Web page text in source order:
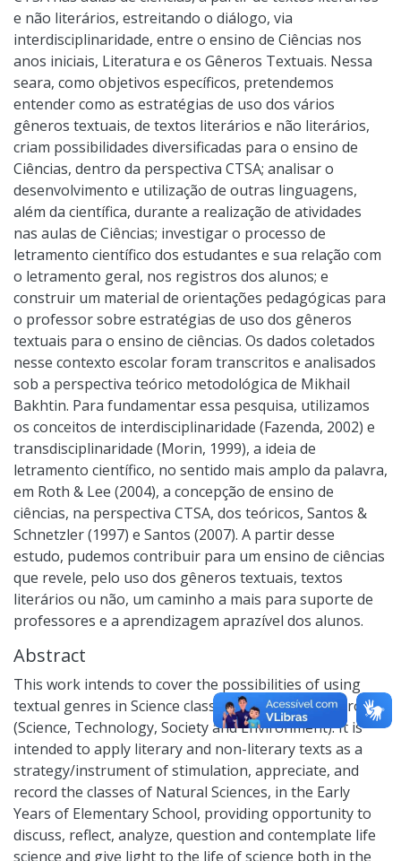
e não literários, estreitando o diálogo, via
interdisciplinaridade, entre o ensino de Ciências nos
anos iniciais, Literatura e os Gêneros Textuais. Nessa
seara, como objetivos específicos, pretendemos
entender como as estratégias de uso dos vários
gêneros textuais, de textos literários e não literários,
criam possibilidades diversificadas para o ensino de
Ciências, dentro da perspectiva CTSA; analisar o
desenvolvimento e utilização de outras linguagens,
além da científica, durante a realização de atividades
nas aulas de Ciências; investigar o processo de
letramento científico dos estudantes e sua relação com
o letramento geral, nos registros dos alunos; e
construir um material de orientações pedagógicas para
o professor sobre estratégias de uso dos gêneros
textuais para o ensino de ciências. Os dados coletados
nesse contexto escolar foram transcritos e analisados
sob a perspectiva teórico metodológica de Mikhail
Bakhtin. Para fundamentar essa pesquisa, utilizamos
os conceitos de interdisciplinaridade (Fazenda, 2002) e
transdisciplinaridade (Morin, 1999), a ideia de
letramento científico, no sentido mais amplo da palavra,
em Roth & Lee (2004), a concepção de ensino de
ciências, na perspectiva CTSA, dos teóricos, Santos &
Schnetzler (1997) e Santos (2007). A partir desse
estudo, pudemos contribuir para um ensino de ciências
que revele, pelo uso dos gêneros textuais, textos
literários ou não, um caminho a mais para suporte de
professores e a aprendizagem aprazível dos alunos.
Abstract
This work intends to cover the possibilities of using
textual genres in Science classes, with a CTSA approach
(Science, Technology, Society and Environment). It is
intended to apply literary and non-literary texts as a
strategy/instrument of stimulation, appreciate, and
record the classes of Natural Sciences, in the Early
Years of Elementary School, providing opportunity to
discuss, reflect, analyze, question and contemplate life
science and give light to the life of science both in the